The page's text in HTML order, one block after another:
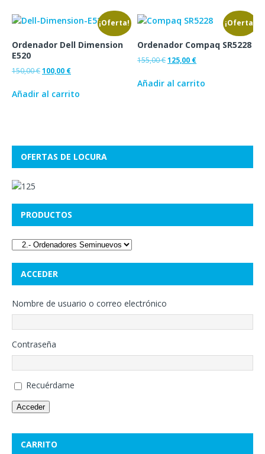
¡Oferta!
Ordenador Dell Dimension
E520
150,00€100,00 €
Añadir al carrito
¡Oferta!
Ordenador Compaq SR5228
155,00€125,00 €
Añadir al carrito
OFERTAS DE LOCURA
PRODUCTOS
ACCEDER
Nombre de usuario o correo electrónico
Contraseña
Recuérdame
Acceder
CARRITO